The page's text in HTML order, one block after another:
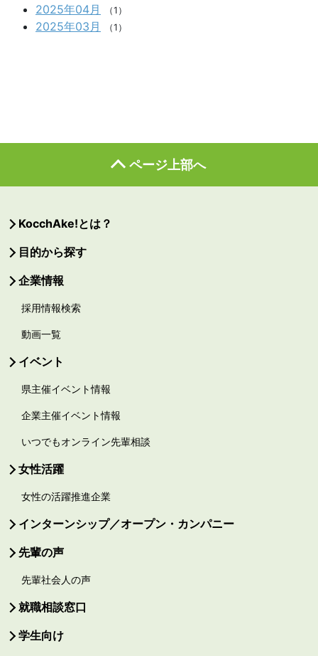
2025年04月 （1）
2025年03月 （1）
ページ上部へ
KocchAke!とは？
目的から探す
企業情報
採用情報検索
動画一覧
イベント
県主催イベント情報
企業主催イベント情報
いつでもオンライン先輩相談
女性活躍
女性の活躍推進企業
インターンシップ／オープン・カンパニー
先輩の声
先輩社会人の声
就職相談窓口
学生向け